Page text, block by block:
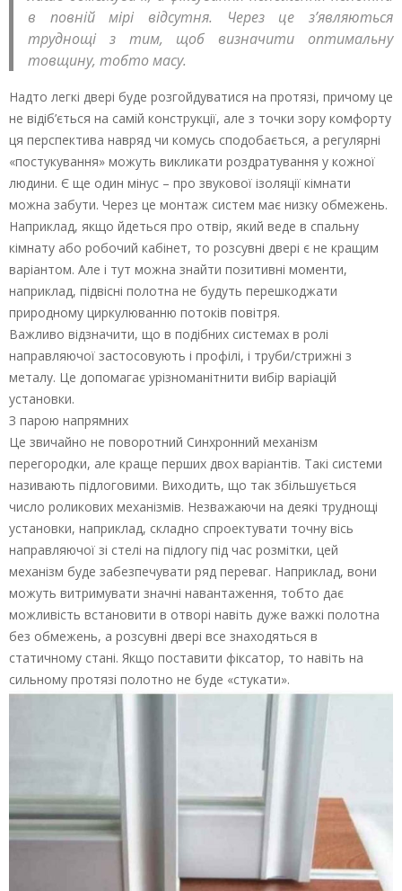
в повній мірі відсутня. Через це з’являються
труднощі з тим, щоб визначити оптимальну
товщину, тобто масу.
Надто легкі двері буде розгойдуватися на протязі, причому це
не відіб’ється на самій конструкції, але з точки зору комфорту
ця перспектива навряд чи комусь сподобається, а регулярні
«постукування» можуть викликати роздратування у кожної
людини. Є ще один мінус – про звукової ізоляції кімнати
можна забути. Через це монтаж систем має низку обмежень.
Наприклад, якщо йдеться про отвір, який веде в спальну
кімнату або робочий кабінет, то розсувні двері є не кращим
варіантом. Але і тут можна знайти позитивні моменти,
наприклад, підвісні полотна не будуть перешкоджати
природному циркулюванню потоків повітря.
Важливо відзначити, що в подібних системах в ролі
направляючої застосовують і профілі, і труби/стрижні з
металу. Це допомагає урізноманітнити вибір варіацій
установки.
З парою напрямних
Це звичайно не поворотний Синхронний механізм
перегородки, але краще перших двох варіантів. Такі системи
називають підлоговими. Виходить, що так збільшується
число роликових механізмів. Незважаючи на деякі труднощі
установки, наприклад, складно спроектувати точну вісь
направляючої зі стелі на підлогу під час розмітки, цей
механізм буде забезпечувати ряд переваг. Наприклад, вони
можуть витримувати значні навантаження, тобто дає
можливість встановити в отворі навіть дуже важкі полотна
без обмежень, а розсувні двері все знаходяться в
статичному стані. Якщо поставити фіксатор, то навіть на
сильному протязі полотно не буде «стукати».